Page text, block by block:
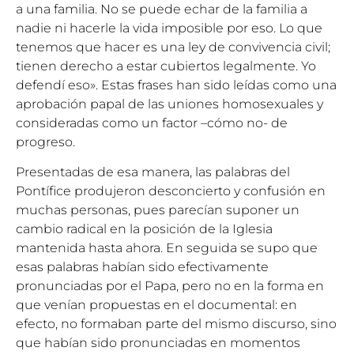
a una familia. No se puede echar de la familia a
nadie ni hacerle la vida imposible por eso. Lo que
tenemos que hacer es una ley de convivencia civil;
tienen derecho a estar cubiertos legalmente. Yo
defendí eso». Estas frases han sido leídas como una
aprobación papal de las uniones homosexuales y
consideradas como un factor –cómo no- de
progreso.
Presentadas de esa manera, las palabras del
Pontífice produjeron desconcierto y confusión en
muchas personas, pues parecían suponer un
cambio radical en la posición de la Iglesia
mantenida hasta ahora. En seguida se supo que
esas palabras habían sido efectivamente
pronunciadas por el Papa, pero no en la forma en
que venían propuestas en el documental: en
efecto, no formaban parte del mismo discurso, sino
que habían sido pronunciadas en momentos